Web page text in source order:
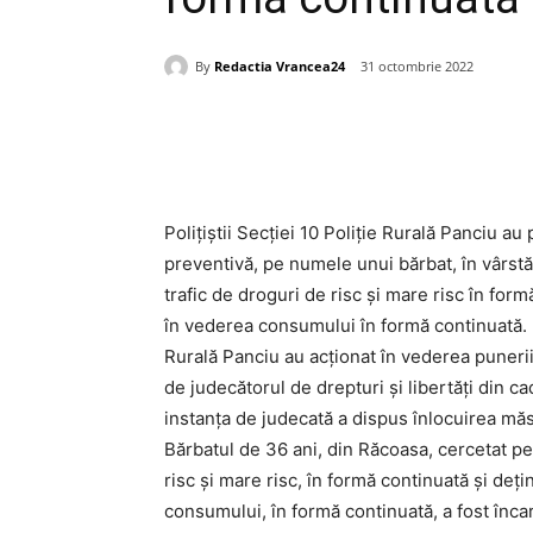
By Redactia Vrancea24 31 octombrie 2022
Poliţiştii Secției 10 Poliție Rurală Panciu
preventivă, pe numele unui bărbat, în
trafic de droguri de risc și mare risc în
în vederea consumului în formă
Rurală Panciu au acţionat în vederea
de judecătorul de drepturi și libertăți din
instanţa de judecată a dispus înlocuirea
Bărbatul de 36 ani, din Răcoasa, cercetat
risc și mare risc, în formă continuată și
consumului, în formă continuată, a fost